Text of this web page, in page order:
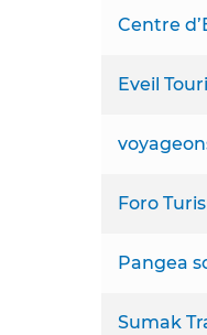
Centre
Eveil
Foro
Pangea
Sumak